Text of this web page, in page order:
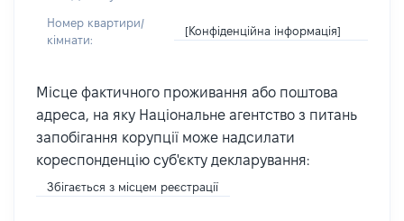
Номер квартири/
кімнати:
[Конфіденційна інформація]
Місце фактичного проживання або поштова
адреса, на яку Національне агентство з питань
запобігання корупції може надсилати
кореспонденцію суб'єкту декларування:
Збігається з місцем реєстрації